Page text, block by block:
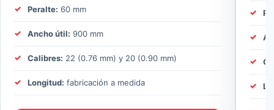
Peralte: 60 mm
Ancho útil: 900 mm
Calibres: 22 (0.76 mm) y 20 (0.90 mm)
Longitud: fabricación a medida